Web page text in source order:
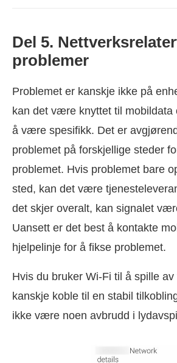
Del 5.
problemer
Problemet er kanskje ikke på
kan det være knyttet til mobildata
å være spesifikk. Det er
problemet på forskjellige steder
problemet. Hvis problemet bare
sted, kan det være
det skjer overalt, kan signalet
Uansett er det best å kontakte
hjelpelinje for å fikse problemet.
Hvis du bruker Wi-Fi til å spille
kanskje koble til en stabil
ikke være noen avbrudd i